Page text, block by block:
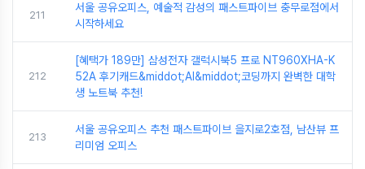
211
서울 공유오피스, 예술적 감성의 패스트파이브 충무로점에서
시작하세요
212
[혜택가 189만] 삼성전자 갤럭시북5 프로 NT960XHA-K
52A 후기캐드&middot;AI&middot;코딩까지 완벽한 대학
생 노트북 추천!
213
서울 공유오피스 추천 패스트파이브 을지로2호점, 남산뷰 프
리미엄 오피스